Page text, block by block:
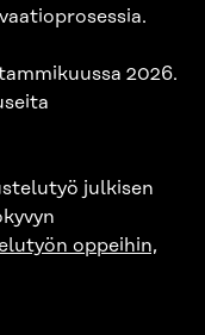
2026.
julkisen
oppeihin,